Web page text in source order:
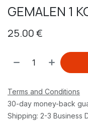
GEMALEN 1
25.00€
Terms and Conditions
30-day money-back
Shipping: 2-3 Business